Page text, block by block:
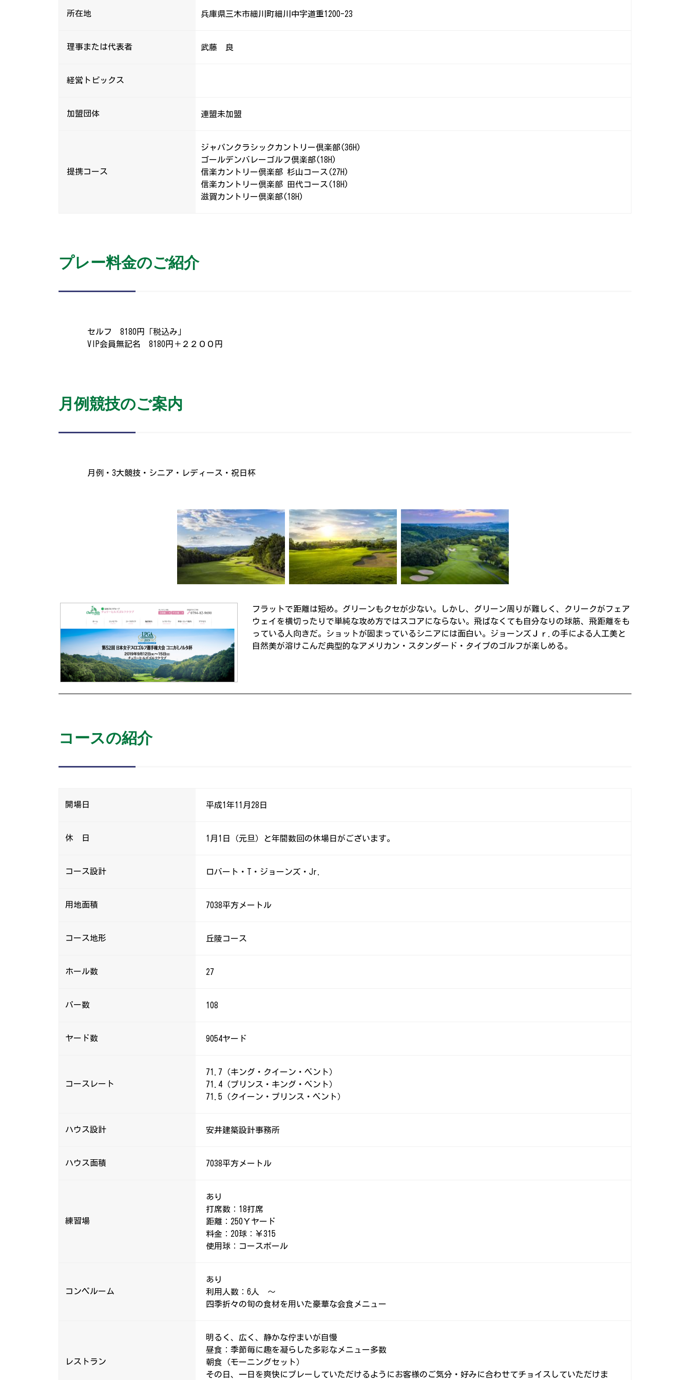
所在地 兵庫県三木市細川町細川中字道重1200-23
理事または代表者 武藤 良
経営トピックス
加盟団体 連盟未加盟
提携コース
ジャパンクラシックカントリー倶楽部(36H)
ゴールデンバレーゴルフ倶楽部(18H)
信楽カントリー倶楽部 杉山コース(27H)
信楽カントリー倶楽部 田代コース(18H)
滋賀カントリー倶楽部(18H)
プレー料金のご紹介
セルフ 8180円「税込み」
VIP会員無記名 8180円＋２２００円
月例競技のご案内
月例・3大競技・シニア・レディース・祝日杯
フラットで距離は短め。グリーンもクセが少ない。しかし、グリーン周りが難しく、クリークがフェア
ウェイを横切ったりで単純な攻め方ではスコアにならない。飛ばなくても自分なりの球筋、飛距離をも
っている人向きだ。ショットが固まっているシニアには面白い。ジョーンズＪｒ.の手による人工美と
自然美が溶けこんだ典型的なアメリカン・スタンダード・タイプのゴルフが楽しめる。
コースの紹介
開場日 平成1年11月28日
休 日 1月1日（元旦）と年間数回の休場日がございます。
コース設計 ロバート・T・ジョーンズ・Jr.
用地面積 7038平方メートル
コース地形 丘陵コース
ホール数 27
パー数 108
ヤード数 9054ヤード
コースレート
71.7（キング・クイーン・ベント）
71.4（プリンス・キング・ベント）
71.5（クイーン・プリンス・ベント）
ハウス設計 安井建築設計事務所
ハウス面積 7038平方メートル
練習場
あり
打席数：18打席
距離：250Ｙヤード
料金：20球：￥315
使用球：コースボール
コンペルーム
あり
利用人数：6人 ～
四季折々の旬の食材を用いた豪華な会食メニュー
レストラン
明るく、広く、静かな佇まいが自慢
昼食：季節毎に趣を凝らした多彩なメニュー多数
朝食（モーニングセット）
その日、一日を爽快にプレーしていただけるようにお客様のご気分・好みに合わせてチョイスしていただけま